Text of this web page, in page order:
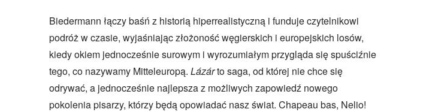
Biedermann łączy baśń z historią hiperrealistyczną i funduje czytelnikowi
podróż w czasie, wyjaśniając złożoność węgierskich i europejskich losów,
kiedy okiem jednocześnie surowym i wyrozumiałym przygląda się spuściźnie
tego, co nazywamy Mitteleuropą. Lázárto saga, od której nie chce się
odrywać, a jednocześnie najlepsza z możliwych zapowiedź nowego
pokolenia pisarzy, którzy będą opowiadać nasz świat. Chapeau bas, Nelio!